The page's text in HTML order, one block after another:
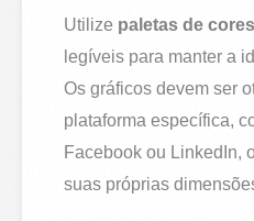
Utilize paletas de cores
legíveis para manter a
Os gráficos devem ser
plataforma específica,
Facebook ou LinkedIn,
suas próprias